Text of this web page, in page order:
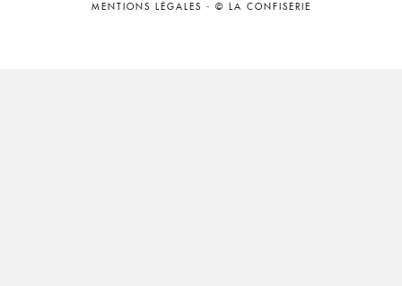
MENTIONS LÉGALES - © LA CONFISERIE